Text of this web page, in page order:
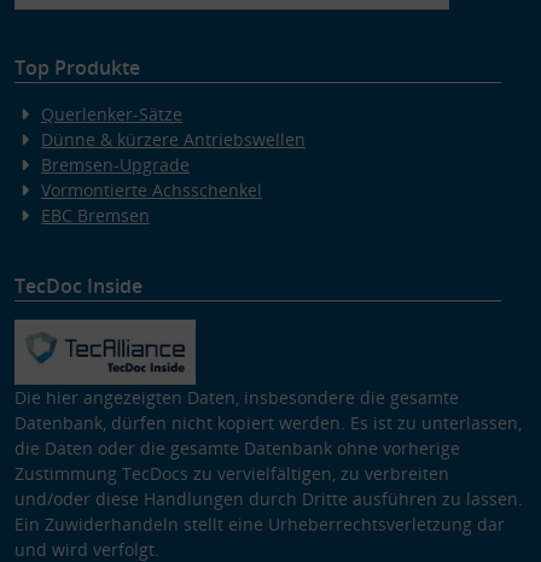
Top Produkte
Querlenker-Sätze
Dünne & kürzere Antriebswellen
Bremsen-Upgrade
Vormontierte Achsschenkel
EBC Bremsen
TecDoc Inside
Die hier angezeigten Daten, insbesondere die gesamte
Datenbank, dürfen nicht kopiert werden. Es ist zu unterlassen,
die Daten oder die gesamte Datenbank ohne vorherige
Zustimmung TecDocs zu vervielfältigen, zu verbreiten
und/oder diese Handlungen durch Dritte ausführen zu lassen.
Ein Zuwiderhandeln stellt eine Urheberrechtsverletzung dar
und wird verfolgt.